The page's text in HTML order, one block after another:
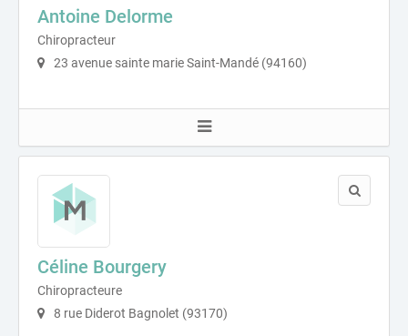
Antoine Delorme
Chiropracteur
23 avenue sainte marie Saint-Mandé (94160)
Céline Bourgery
Chiropracteure
8 rue Diderot Bagnolet (93170)